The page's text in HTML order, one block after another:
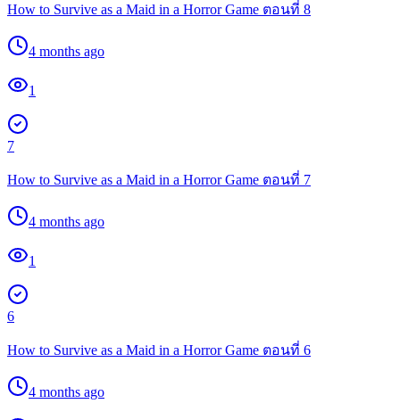
How to Survive as a Maid in a Horror Game ตอนที่ 8
4 months ago
1
7
How to Survive as a Maid in a Horror Game ตอนที่ 7
4 months ago
1
6
How to Survive as a Maid in a Horror Game ตอนที่ 6
4 months ago